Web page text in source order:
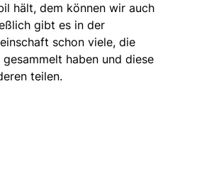
hält, dem können wir auch
gibt es in der
schon viele, die
haben und diese
teilen.